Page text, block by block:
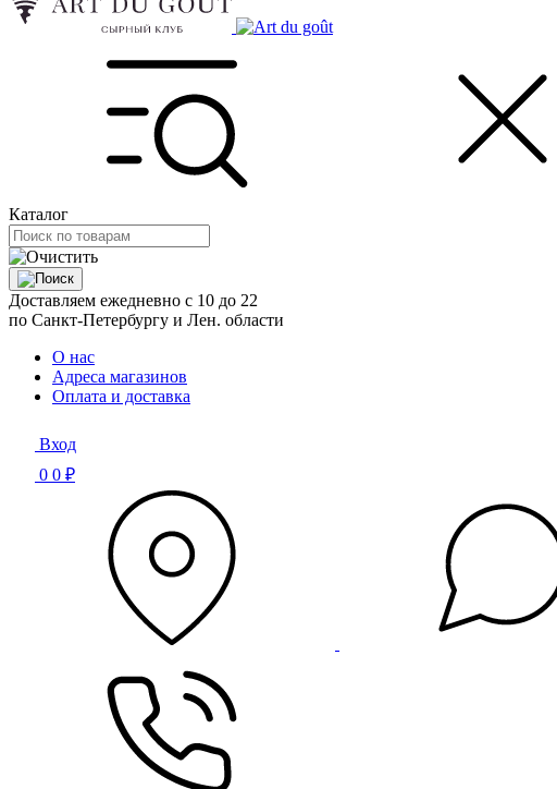
Каталог
Доставляем ежедневно с 10 до 22
по Санкт-Петербургу и Лен. области
О нас
Адреса магазинов
Оплата и доставка
Вход
0 0 ₽